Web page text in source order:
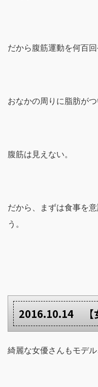
だから腹筋運動を何百
おなかの周りに脂肪が
腹筋は見えない。
だから、まずは食事を
う。
2016.10.14 【
綺麗な女優さんもモデ